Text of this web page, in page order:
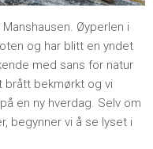
Øyperlen i
og har blitt en yndet
med sans for natur
brått bekmørkt og vi
en ny hverdag. Selv om
begynner vi å se lyset i